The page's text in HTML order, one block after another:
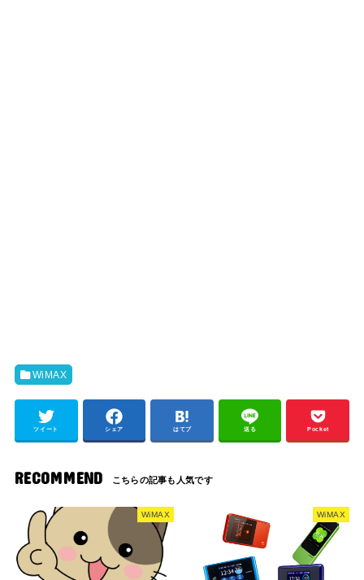
WiMAX
ツイート シェア はてブ 送る Pocket
RECOMMEND
WiMAX WiMAX